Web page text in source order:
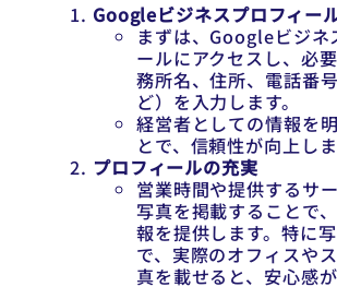
Googleビジネスプロフィー
まずは、Googleビジネ
ールにアクセスし、必
務所名、住所、電話番
ど）を入力します。
経営者としての情報を
とで、信頼性が向上しま
プロフィールの充実
営業時間や提供するサ
写真を掲載することで
報を提供します。特に
で、実際のオフィスや
真を載せると、安心感が